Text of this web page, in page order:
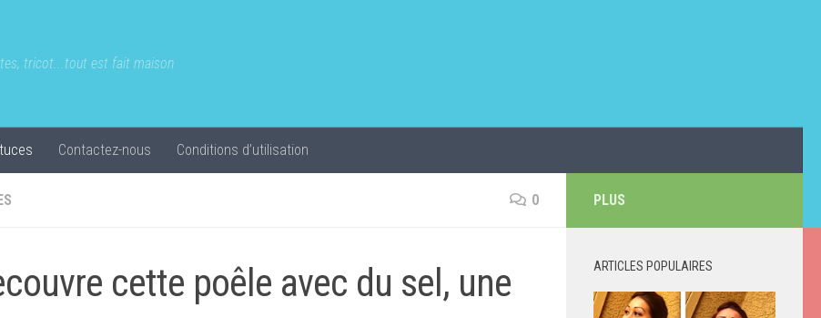
tricot...tout est fait maison
Contactez-nous Conditions d’utilisation
0
cette poêle avec du sel, une
PLUS
ARTICLES POPULAIRES